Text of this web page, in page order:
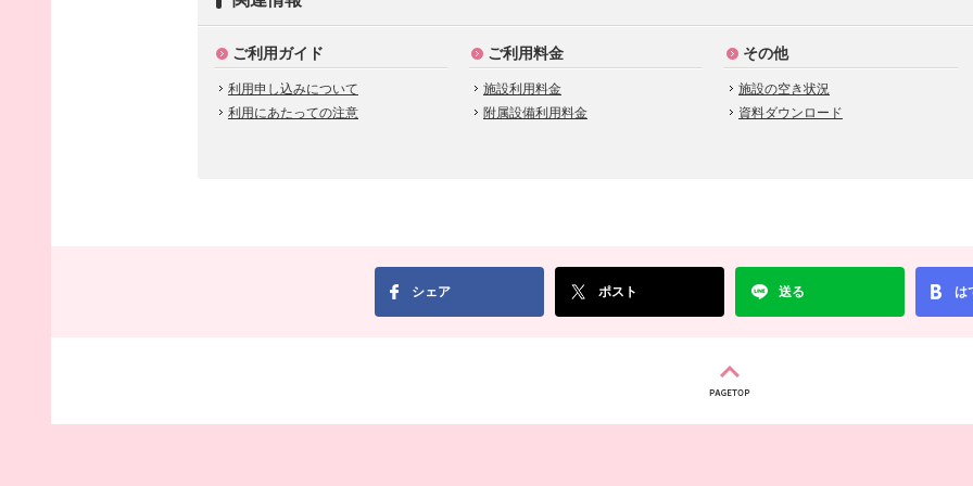
ご利用ガイド
利用申し込みについて
利用にあたっての注意
ご利用料金
施設利用料金
附属設備利用料金
その他
施設の空き状況
資料ダウンロード
シェア ポスト 送る は